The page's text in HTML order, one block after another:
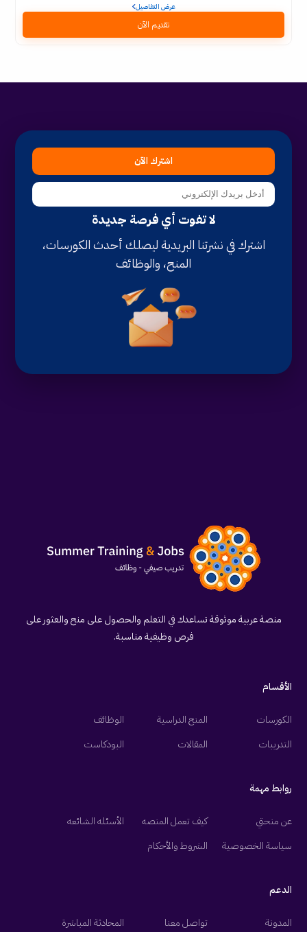
عرض التفاصيل
تقديم الآن
اشترك الآن
لا تفوت أي فرصة جديدة
اشترك في نشرتنا البريدية ليصلك أحدث الكورسات،
المنح، والوظائف
منصة عربية موثوقة تساعدك في التعلم والحصول على منح والعثور على
فرص وظيفية مناسبة.
الأقسام
الكورسات المنح الدراسية
الوظائف
التدريبات
المقالات البودكاست
روابط مهمة
عن منحتي كيف تعمل المنصه
الأسئله الشائعه
سياسة الخصوصية
الشروط والأحكام
الدعم
المدونة تواصل معنا المحادثة المباشرة